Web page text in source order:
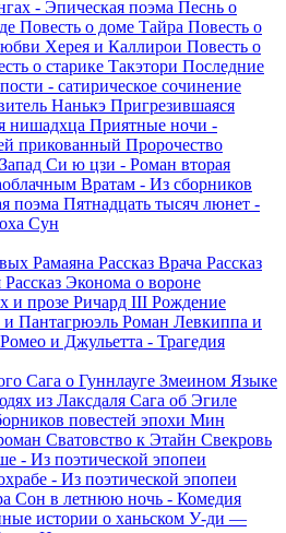
- Эпическая поэма Песнь о
Повесть о доме Тайра Повесть о
Херея и Каллирои Повесть о
о старике Такэтори Последние
- сатирическое сочинение
Нанькэ Пригрезившаяся
нишадхца Приятные ночи -
прикованный Пророчество
Си ю цзи - Роман вторая
Вратам - Из сборников
поэма Пятнадцать тысяч люнет -
Сун
Рамаяна Рассказ Врача Рассказ
Рассказ Эконома о вороне
и прозе Ричард III Рождение
Пантагрюэль Роман Левкиппа и
Ромео и Джульетта - Трагедия
Сага о Гуннлауге Змеином Языке
из Лаксдаля Сага об Эгиле
повестей эпохи Мин
Сватовство к Этайн Свекровь
- Из поэтической эпопеи
- Из поэтической эпопеи
Сон в летнюю ночь - Комедия
истории о ханьском У-ди —